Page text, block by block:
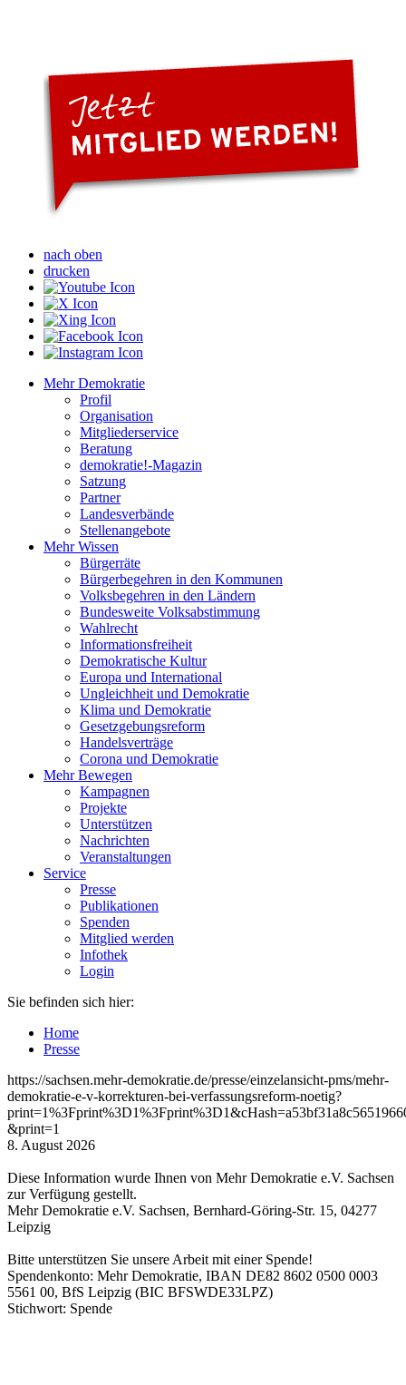
nach oben
drucken
Mehr Demokratie
Profil
Organisation
Mitgliederservice
Beratung
demokratie!-Magazin
Satzung
Partner
Landesverbände
Stellenangebote
Mehr Wissen
Bürgerräte
Bürgerbegehren in den Kommunen
Volksbegehren in den Ländern
Bundesweite Volksabstimmung
Wahlrecht
Informationsfreiheit
Demokratische Kultur
Europa und International
Ungleichheit und Demokratie
Klima und Demokratie
Gesetzgebungsreform
Handelsverträge
Corona und Demokratie
Mehr Bewegen
Kampagnen
Projekte
Unterstützen
Nachrichten
Veranstaltungen
Service
Presse
Publikationen
Spenden
Mitglied werden
Infothek
Login
Sie befinden sich hier:
Home
Presse
https://sachsen.mehr-demokratie.de/presse/einzelansicht-pms/mehr-
demokratie-e-v-korrekturen-bei-verfassungsreform-noetig?
&print=1
8. August 2026
Diese Information wurde Ihnen von Mehr Demokratie e.V. Sachsen
zur Verfügung gestellt.
Mehr Demokratie e.V. Sachsen, Bernhard-Göring-Str. 15, 04277
Leipzig
Bitte unterstützen Sie unsere Arbeit mit einer Spende!
Spendenkonto: Mehr Demokratie, IBAN DE82 8602 0500 0003
5561 00, BfS Leipzig (BIC BFSWDE33LPZ)
Stichwort: Spende